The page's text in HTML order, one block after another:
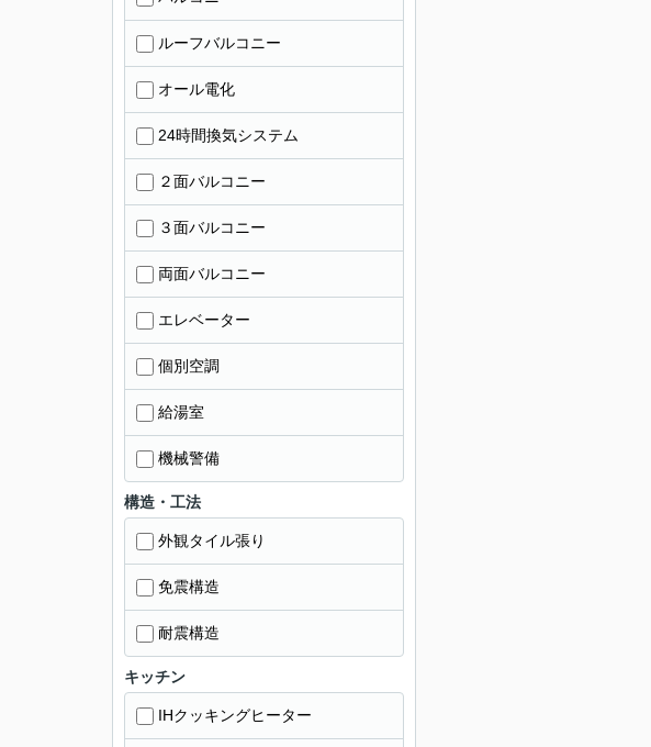
ルーフバルコニー
オール電化
24時間換気システム
２面バルコニー
３面バルコニー
両面バルコニー
エレベーター
個別空調
給湯室
機械警備
構造・工法
外観タイル張り
免震構造
耐震構造
キッチン
IHクッキングヒーター